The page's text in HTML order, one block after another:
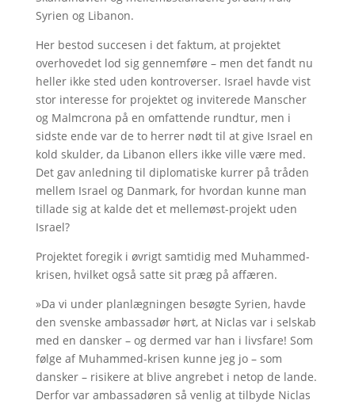
Syrien og Libanon.
Her bestod succesen i det faktum, at projektet
overhovedet lod sig gennemføre – men det fandt nu
heller ikke sted uden kontroverser. Israel havde vist
stor interesse for projektet og inviterede Manscher
og Malmcrona på en omfattende rundtur, men i
sidste ende var de to herrer nødt til at give Israel en
kold skulder, da Libanon ellers ikke ville være med.
Det gav anledning til diplomatiske kurrer på tråden
mellem Israel og Danmark, for hvordan kunne man
tillade sig at kalde det et mellemøst-projekt uden
Israel?
Projektet foregik i øvrigt samtidig med Muhammed-
krisen, hvilket også satte sit præg på affæren.
»Da vi under planlægningen besøgte Syrien, havde
den svenske ambassadør hørt, at Niclas var i selskab
med en dansker – og dermed var han i livsfare! Som
følge af Muhammed-krisen kunne jeg jo – som
dansker – risikere at blive angrebet i netop de lande.
Derfor var ambassadøren så venlig at tilbyde Niclas